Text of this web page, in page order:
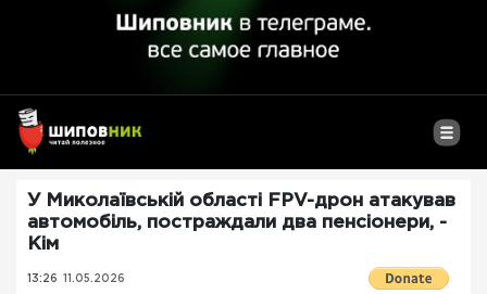
У Миколаївській області FPV-дрон атакував
автомобіль, постраждали два пенсіонери, -
Кім
13:26 11.05.2026